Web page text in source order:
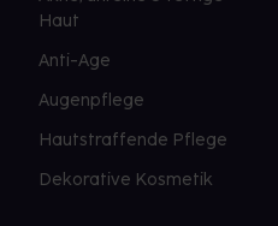
Haut
Anti-Age
Augenpflege
Hautstraffende Pflege
Dekorative Kosmetik